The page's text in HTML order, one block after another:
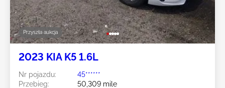
Przyszła aukcja
2023 KIA K5 1.6L
Nr pojazdu:
45******
Przebieg:
50,309 mile